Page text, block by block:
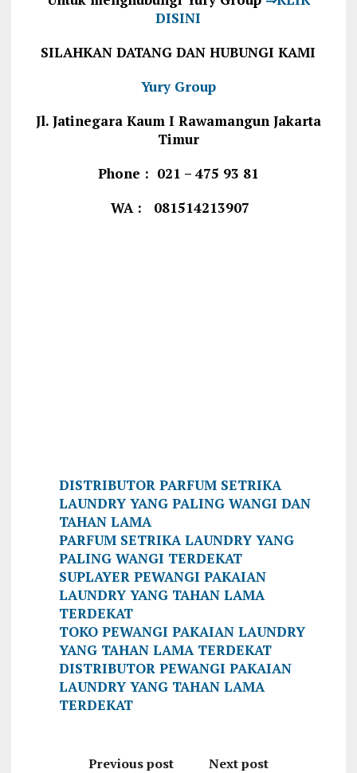
DISINI
SILAHKAN DATANG DAN HUBUNGI KAMI
Yury Group
Jl. Jatinegara Kaum I Rawamangun Jakarta
Timur
Phone : 021 – 475 93 81
WA : 081514213907
DISTRIBUTOR PARFUM SETRIKA
LAUNDRY YANG PALING WANGI DAN
TAHAN LAMA
PARFUM SETRIKA LAUNDRY YANG
PALING WANGI TERDEKAT
SUPLAYER PEWANGI PAKAIAN
LAUNDRY YANG TAHAN LAMA
TERDEKAT
TOKO PEWANGI PAKAIAN LAUNDRY
YANG TAHAN LAMA TERDEKAT
DISTRIBUTOR PEWANGI PAKAIAN
LAUNDRY YANG TAHAN LAMA
TERDEKAT
Previous post Next post